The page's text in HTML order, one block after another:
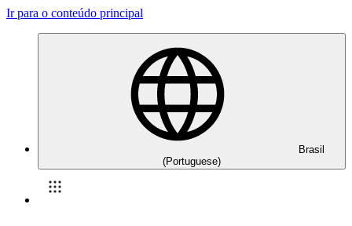
Ir para o conteúdo principal
Brasil
(Portuguese)